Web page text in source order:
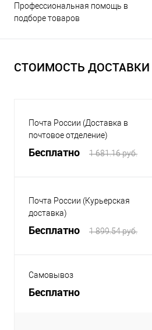
Профессиональная помощь в
подборе товаров
СТОИМОСТЬ ДОСТАВКИ
Почта России (Доставка в
почтовое отделение)
Бесплатно 1 681.16 руб.
Почта России (Курьерская
доставка)
Бесплатно 1 899.54 руб.
Самовывоз
Бесплатно